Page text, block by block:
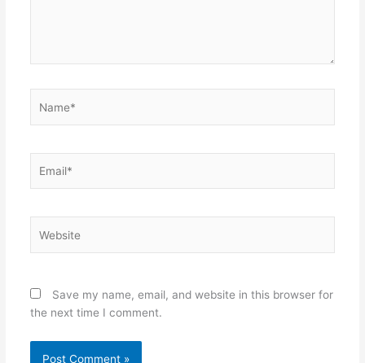
Save my name, email, and website in this browser for
the next time I comment.